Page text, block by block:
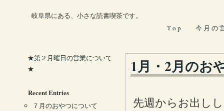
岐阜県にある、小さな読書喫茶です。
T o p
今 月 の
1月・2月のお
先週からお出し
★第２月曜日の営業について
★
Recent Entries
７月のおやつについて